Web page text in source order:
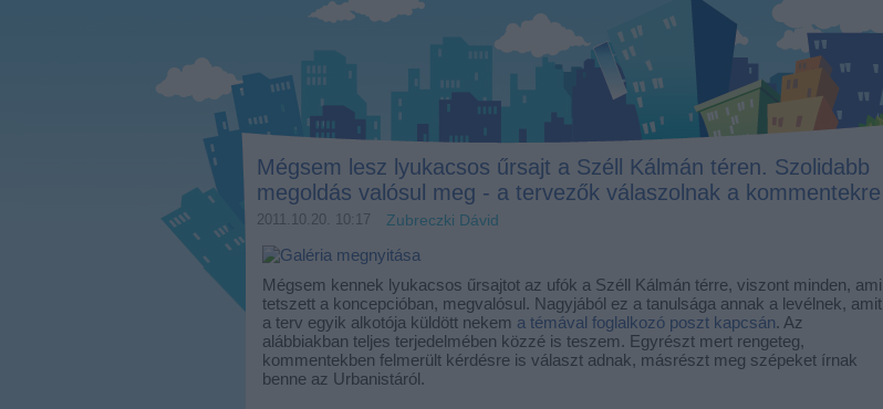
Mégsem lesz lyukacsos űrsajt a Széll Kálmán téren. Szolidabb
megoldás valósul meg - a tervezők válaszolnak a kommentekre
2011.10.20. 10:17 Zubreczki Dávid
Mégsem kennek lyukacsos űrsajtot az ufók a Széll Kálmán térre, viszont minden, ami
tetszett a koncepcióban, megvalósul. Nagyjából ez a tanulsága annak a levélnek, amit
a terv egyik alkotója küldött nekem a témával foglalkozó poszt kapcsán. Az
alábbiakban teljes terjedelmében közzé is teszem. Egyrészt mert rengeteg,
kommentekben felmerült kérdésre is választ adnak, másrészt meg szépeket írnak
benne az Urbanistáról.